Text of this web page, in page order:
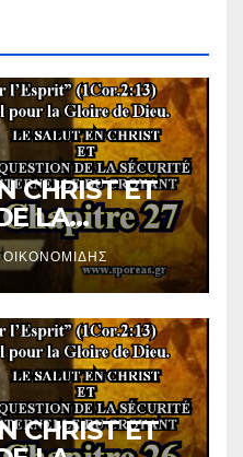
CHRIST ET
LA
DU
27].
ΟΙΚΟΝΟΜΊΔΗΣ
CHRIST ET